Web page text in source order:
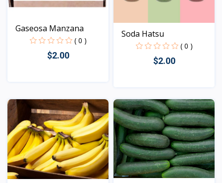
Gaseosa Manzana
( 0 )
$2.00
Soda Hatsu
( 0 )
$2.00
Vista